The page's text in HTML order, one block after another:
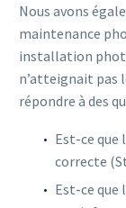
Nous avons
maintenance
installation
n’atteignait pas
répondre à des
Est-ce que
correcte
Est-ce